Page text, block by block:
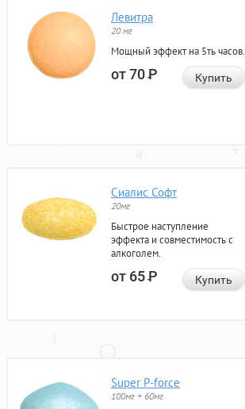
Левитра
20 мг
Мощный эффект на 5ть часов.
от 70Р Купить
Сиалис Софт
20мг
Быстрое наступление
эффекта и совместимость с
алкоголем.
от 65Р Купить
Super P-force
100мг + 60мг